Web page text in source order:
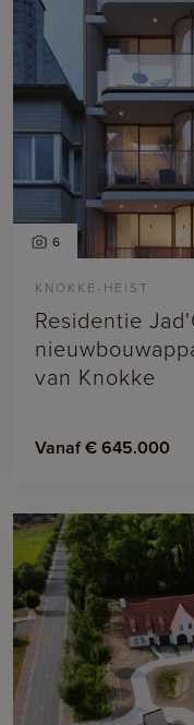
6
KNOKKE-HEIST
Residentie
van Knokke
Vanaf € 645.000